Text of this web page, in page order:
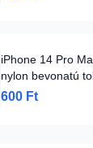
iPhone 14 Pro
nylon bevonatú
600 Ft